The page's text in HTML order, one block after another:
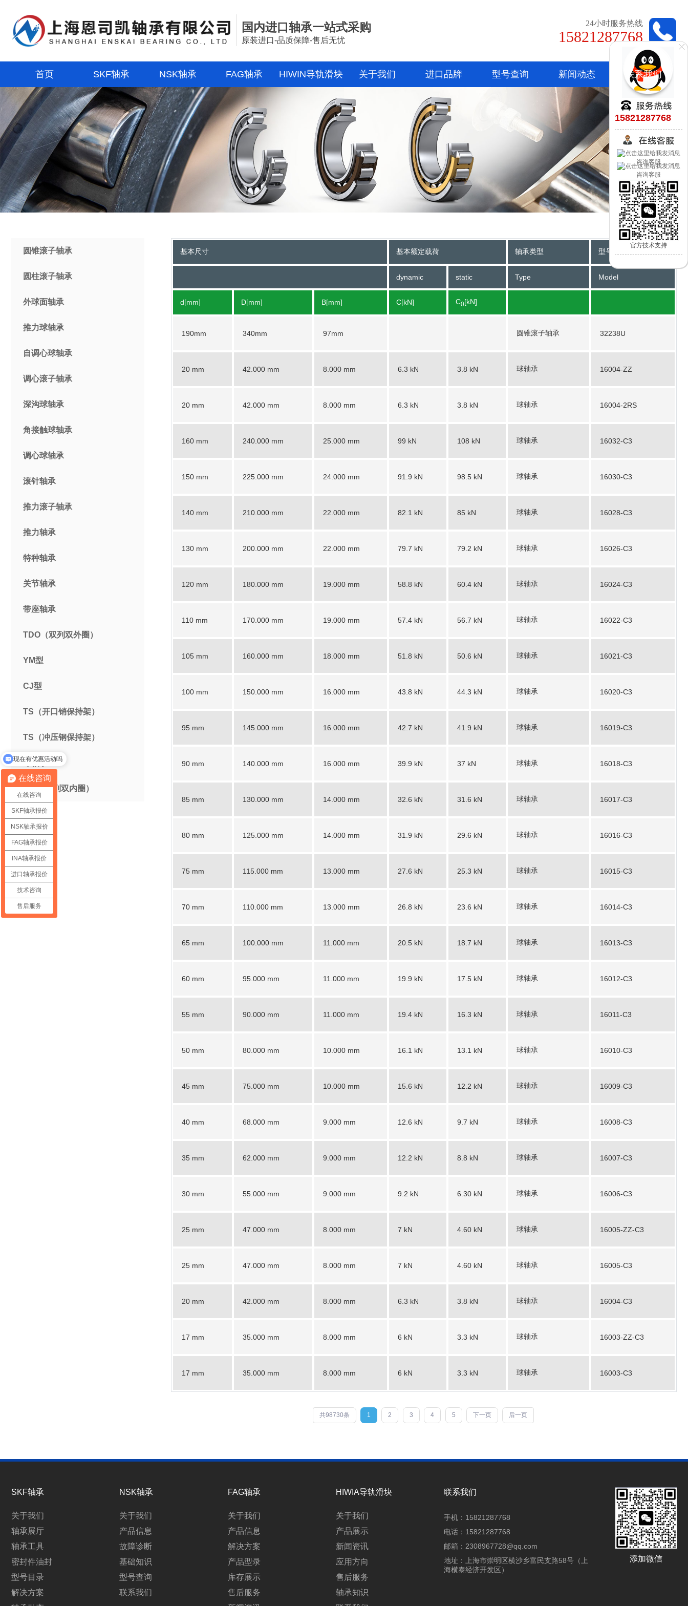
国内进口轴承一站式采购
原装进口-品质保障-售后无忧
24小时服务热线
15821287768
首页 SKF轴承 NSK轴承 FAG轴承 HIWIN导轨滑块 关于我们 进口品牌 型号查询 新闻动态 联系我们
圆锥滚子轴承
圆柱滚子轴承
外球面轴承
推力球轴承
自调心球轴承
调心滚子轴承
深沟球轴承
角接触球轴承
调心球轴承
滚针轴承
推力滚子轴承
推力轴承
特种轴承
关节轴承
带座轴承
TDO（双列双外圈）
YM型
CJ型
TS（开口销保持架）
TS（冲压钢保持架）
球轴承
TDI（双列双内圈）
基本尺寸 基本额定载荷 轴承类型 型号
dynamic static Type Model
d[mm] D[mm] B[mm] C[kN] C0[kN]
190mm 340mm 97mm 圆锥滚子轴承 32238U
20 mm 42.000 mm 8.000 mm 6.3 kN 3.8 kN 球轴承 16004-ZZ
20 mm 42.000 mm 8.000 mm 6.3 kN 3.8 kN 球轴承 16004-2RS
160 mm 240.000 mm 25.000 mm 99 kN 108 kN 球轴承 16032-C3
150 mm 225.000 mm 24.000 mm 91.9 kN 98.5 kN 球轴承 16030-C3
140 mm 210.000 mm 22.000 mm 82.1 kN 85 kN 球轴承 16028-C3
130 mm 200.000 mm 22.000 mm 79.7 kN 79.2 kN 球轴承 16026-C3
120 mm 180.000 mm 19.000 mm 58.8 kN 60.4 kN 球轴承 16024-C3
110 mm 170.000 mm 19.000 mm 57.4 kN 56.7 kN 球轴承 16022-C3
105 mm 160.000 mm 18.000 mm 51.8 kN 50.6 kN 球轴承 16021-C3
100 mm 150.000 mm 16.000 mm 43.8 kN 44.3 kN 球轴承 16020-C3
95 mm 145.000 mm 16.000 mm 42.7 kN 41.9 kN 球轴承 16019-C3
90 mm 140.000 mm 16.000 mm 39.9 kN 37 kN 球轴承 16018-C3
85 mm 130.000 mm 14.000 mm 32.6 kN 31.6 kN 球轴承 16017-C3
80 mm 125.000 mm 14.000 mm 31.9 kN 29.6 kN 球轴承 16016-C3
75 mm 115.000 mm 13.000 mm 27.6 kN 25.3 kN 球轴承 16015-C3
70 mm 110.000 mm 13.000 mm 26.8 kN 23.6 kN 球轴承 16014-C3
65 mm 100.000 mm 11.000 mm 20.5 kN 18.7 kN 球轴承 16013-C3
60 mm 95.000 mm 11.000 mm 19.9 kN 17.5 kN 球轴承 16012-C3
55 mm 90.000 mm 11.000 mm 19.4 kN 16.3 kN 球轴承 16011-C3
50 mm 80.000 mm 10.000 mm 16.1 kN 13.1 kN 球轴承 16010-C3
45 mm 75.000 mm 10.000 mm 15.6 kN 12.2 kN 球轴承 16009-C3
40 mm 68.000 mm 9.000 mm 12.6 kN 9.7 kN 球轴承 16008-C3
35 mm 62.000 mm 9.000 mm 12.2 kN 8.8 kN 球轴承 16007-C3
30 mm 55.000 mm 9.000 mm 9.2 kN 6.30 kN 球轴承 16006-C3
25 mm 47.000 mm 8.000 mm 7 kN 4.60 kN 球轴承 16005-ZZ-C3
25 mm 47.000 mm 8.000 mm 7 kN 4.60 kN 球轴承 16005-C3
20 mm 42.000 mm 8.000 mm 6.3 kN 3.8 kN 球轴承 16004-C3
17 mm 35.000 mm 8.000 mm 6 kN 3.3 kN 球轴承 16003-ZZ-C3
17 mm 35.000 mm 8.000 mm 6 kN 3.3 kN 球轴承 16003-C3
共98730条 1 2 3 4 5 下一页 后一页
SKF轴承
关于我们
轴承展厅
轴承工具
密封件油封
型号目录
解决方案
NSK轴承
关于我们
产品信息
故障诊断
基础知识
型号查询
联系我们
FAG轴承
关于我们
产品信息
解决方案
产品型录
库存展示
售后服务
HIWIA导轨滑块
关于我们
产品展示
新闻资讯
应用方向
售后服务
轴承知识
联系我们
手机：15821287768
电话：15821287768
邮箱：2308967728@qq.com
地址：上海市崇明区横沙乡富民支路58号（上
海横泰经济开发区）
添加微信
15821287768
咨询客服
咨询客服
官方技术支持
在线咨询
在线咨询
SKF轴承报价
NSK轴承报价
FAG轴承报价
INA轴承报价
进口轴承报价
技术咨询
售后服务
现在有优惠活动吗